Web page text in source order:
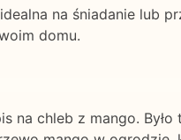
na śniadanie lub
domu.
chleb z mango.